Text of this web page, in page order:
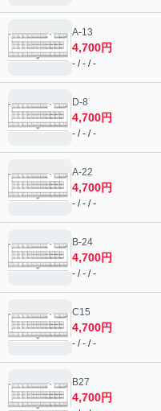
A-13
4,700円
- / - / -
D-8
4,700円
- / - / -
A-22
4,700円
- / - / -
B-24
4,700円
- / - / -
C15
4,700円
- / - / -
B27
4,700円